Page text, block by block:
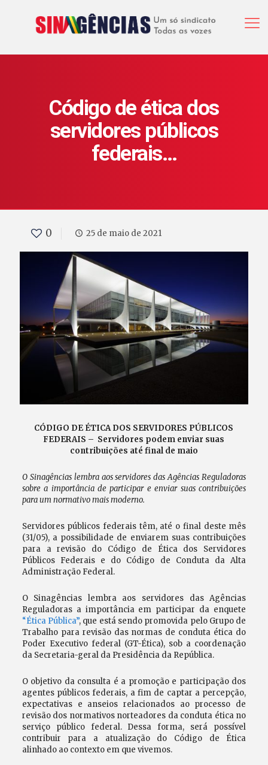
Código de ética dos
servidores públicos
federais…
0 25 de maio de 2021
CÓDIGO DE ÉTICA DOS SERVIDORES PÚBLICOS
FEDERAIS – Servidores podem enviar suas
contribuições até final de maio
O Sinagências lembra aos servidores das Agências Reguladoras
sobre a importância de participar e enviar suas contribuições
para um normativo mais moderno.
Servidores públicos federais têm, até o final deste mês
(31/05), a possibilidade de enviarem suas contribuições
para a revisão do Código de Ética dos Servidores
Públicos Federais e do Código de Conduta da Alta
Administração Federal.
O Sinagências lembra aos servidores das Agências
Reguladoras a importância em participar da enquete
“Ética Pública”, que está sendo promovida pelo Grupo de
Trabalho para revisão das normas de conduta ética do
Poder Executivo federal (GT-Ética), sob a coordenação
da Secretaria-geral da Presidência da República.
O objetivo da consulta é a promoção e participação dos
agentes públicos federais, a fim de captar a percepção,
expectativas e anseios relacionados ao processo de
revisão dos normativos norteadores da conduta ética no
serviço público federal. Dessa forma, será possível
contribuir para a atualização do Código de Ética
alinhado ao contexto em que vivemos.